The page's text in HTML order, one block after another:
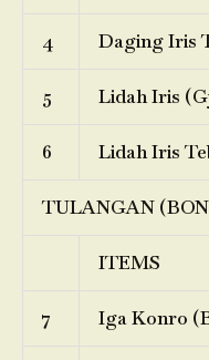
4 Daging Iris
5 Lidah Iris
6 Lidah Iris
TULANGAN
ITEMS
7 Iga Konro